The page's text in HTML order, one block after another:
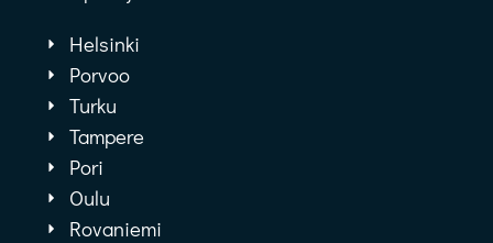
Helsinki
Porvoo
Turku
Tampere
Pori
Oulu
Rovaniemi